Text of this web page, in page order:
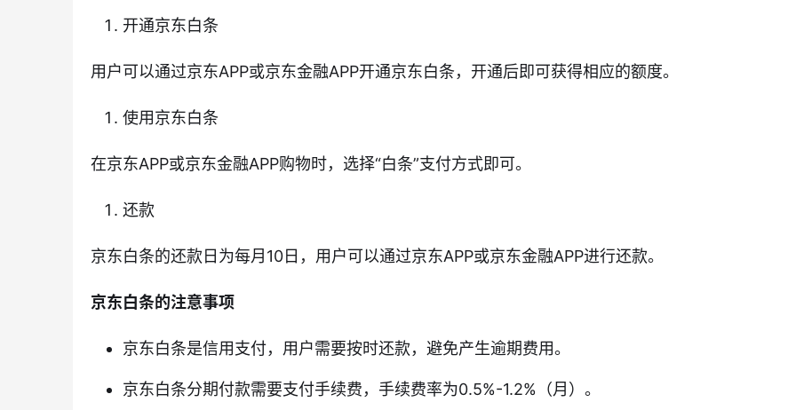
开通京东白条
用户可以通过京东APP或京东金融APP开通京东白条，开通后即可获得相应的额度。
使用京东白条
在京东APP或京东金融APP购物时，选择“白条”支付方式即可。
还款
京东白条的还款日为每月10日，用户可以通过京东APP或京东金融APP进行还款。
京东白条的注意事项
京东白条是信用支付，用户需要按时还款，避免产生逾期费用。
京东白条分期付款需要支付手续费，手续费率为0.5%-1.2%（月）。